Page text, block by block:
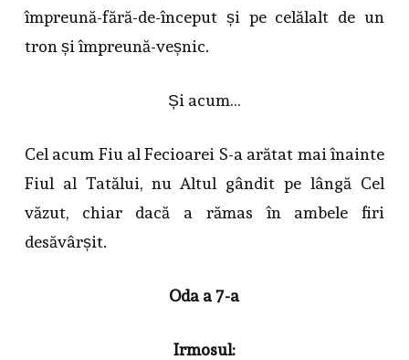
împreună-fără-de-început și pe celălalt de un
tron și împreună-veșnic.
Și acum…
Cel acum Fiu al Fecioarei S-a arătat mai înainte
Fiul al Tatălui, nu Altul gândit pe lângă Cel
văzut, chiar dacă a rămas în ambele firi
desăvârșit.
Oda a 7-a
Irmosul: